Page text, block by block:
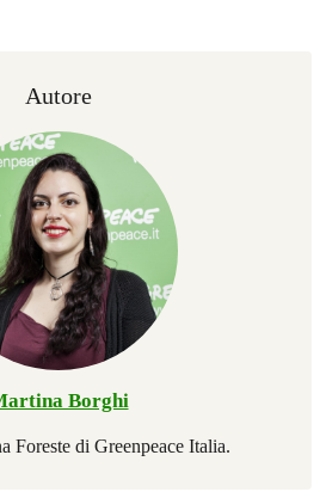
Autore
Borghi
Foreste di Greenpeace Italia.